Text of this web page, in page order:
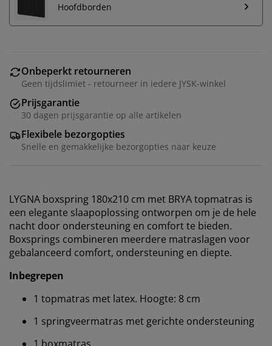
Hoofdborden
Onbeperkt retourneren
Geen tijdslimiet - retourneer in iedere JYSK-winkel
Prijsgarantie
30 dagen prijsgarantie op alle artikelen
Flexibele bezorgopties
Snelle en gemakkelijke bezorgopties naar keuze
LYGNA boxspring 180x210 cm met BRYA topmatras is
een elegante slaapoplossing ontworpen om je de hele
nacht door ondersteuning en comfort te bieden.
Boxsprings combineren meerdere matraslagen voor
gebalanceerd comfort, ondersteuning en diepte.
Inbegrepen
1 topmatras met latex. Hoogte: 8 cm
1 springveermatras met gerichte ondersteuning